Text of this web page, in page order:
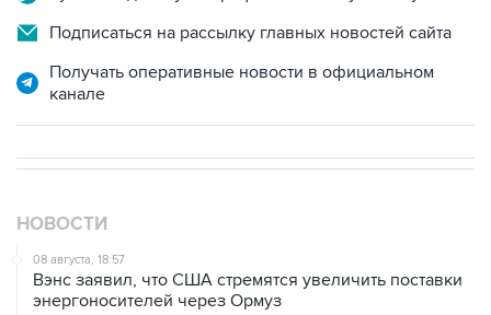
Получать оперативные новости в официальном
08 августа, 18:57
Вэнс заявил, что США стремятся увеличить поставки
энергоносителей через Ормуз
08 августа, 17:03